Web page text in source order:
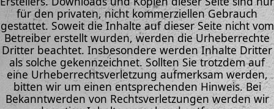
für den privaten, nicht kommerziellen Gebrauch
gestattet. Soweit die Inhalte auf dieser Seite nicht vom
Betreiber erstellt wurden, werden die Urheberrechte
Dritter beachtet. Insbesondere werden Inhalte Dritter
als solche gekennzeichnet. Sollten Sie trotzdem auf
eine Urheberrechtsverletzung aufmerksam werden,
bitten wir um einen entsprechenden Hinweis. Bei
Bekanntwerden von Rechtsverletzungen werden wir